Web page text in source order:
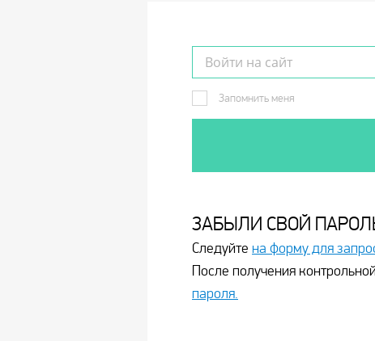
Запомнить меня
ЗАБЫЛИ СВОЙ
Следуйте на форму для
После получения
пароля.